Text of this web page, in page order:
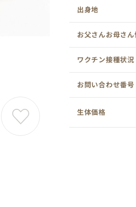
出身地
お父さんお母さん
ワクチン接種状況
お問い合わせ番号
生体価格